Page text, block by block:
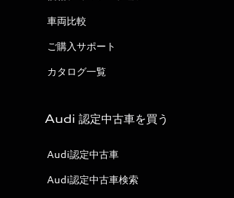
車両比較
ご購入サポート
カタログ一覧
Audi 認定中古車を買う
Audi認定中古車
Audi認定中古車検索